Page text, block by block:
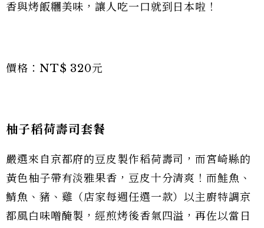
香與烤飯糰美味，讓人吃一口就到日本啦！
價格：NT$ 320元
柚子稻荷壽司套餐
嚴選來自京都府的豆皮製作稻荷壽司，而宮崎縣的
黃色柚子帶有淡雅果香，豆皮十分清爽！而鮭魚、
鯖魚、豬、雞（店家每週任選一款）以主廚特調京
都風白味噌醃製，經煎烤後香氣四溢，再佐以當日